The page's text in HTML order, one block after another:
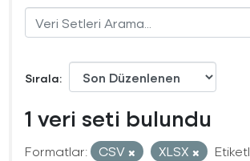
Sırala
1 veri seti bulundu
Formatlar: CSV XLSX